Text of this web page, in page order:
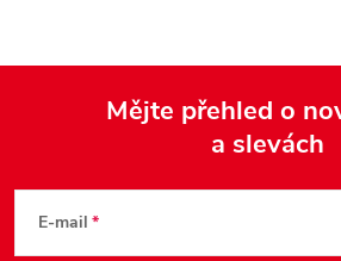
Mějte přehled o
a slevách
E-mail